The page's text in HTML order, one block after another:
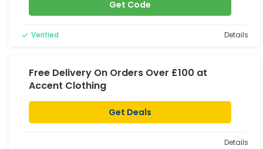
Get Code
Verified Details
Free Delivery On Orders Over £100 at
Accent Clothing
Get Deals
Details